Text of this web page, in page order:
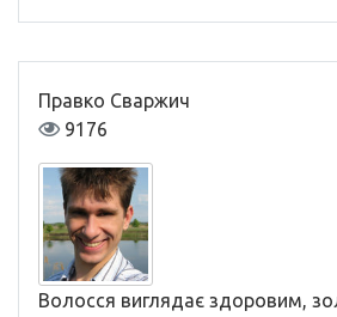
Правко Сваржич
9176
Волосся виглядає здоровим,